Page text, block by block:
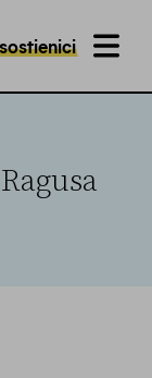
sostienici MENU